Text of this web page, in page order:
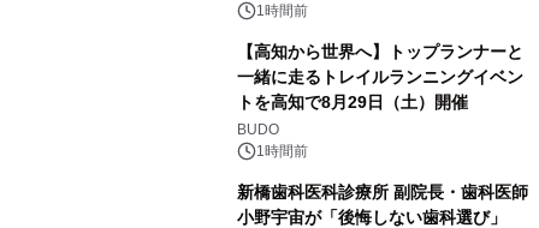
PropTech-Lab
1時間前
【高知から世界へ】トップランナーと
一緒に走るトレイルランニングイベン
トを高知で8月29日（土）開催
BUDO
1時間前
新橋歯科医科診療所 副院長・歯科医師
小野宇宙が「後悔しない歯科選び」